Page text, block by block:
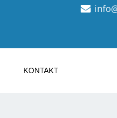
KONTAKT